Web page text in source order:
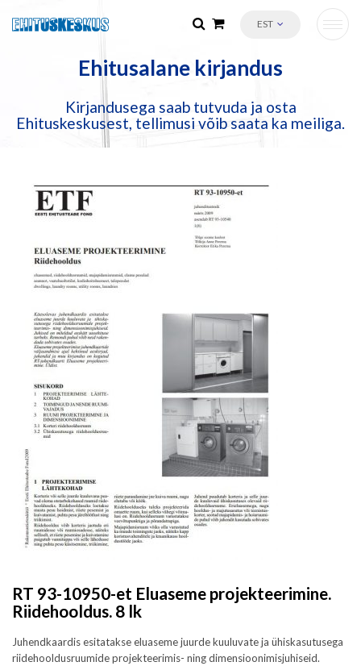
EST
Ehitusalane kirjandus
Kirjandusega saab tutvuda ja osta
Ehituskeskusest, tellimusi võib saata ka meiliga.
RT 93-10950-et Eluaseme projekteerimine.
Riidehooldus. 8 lk
Juhendkaardis esitatakse eluaseme juurde kuuluvate ja ühiskasutusega
riidehooldusruumide projekteerimis- ning dimensioonimisjuhiseid.